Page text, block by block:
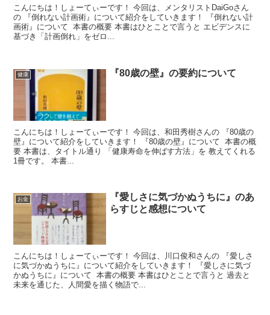
こんにちは！しょーてぃーです！ 今回は、メンタリストDaiGoさん
の 『倒れない計画術』について紹介をしていきます！ 『倒れない計
画術』について 本書の概要 本書はひとことで言うと エビデンスに
基づき「計画倒れ」をゼロ...
健康 『80歳の壁』の要約について
こんにちは！しょーてぃーです！ 今回は、和田秀樹さんの 『80歳の
壁』について紹介をしていきます！ 『80歳の壁』について 本書の概
要 本書は、タイトル通り 「健康寿命を伸ばす方法」を 教えてくれる
1冊です。 本書...
お金
『愛しさに気づかぬうちに』のあ
らすじと感想について
こんにちは！しょーてぃーです！ 今回は、川口俊和さんの 『愛しさ
に気づかぬうちに』について紹介をしていきます！ 『愛しさに気づ
かぬうちに』について 本書の概要 本書はひとことで言うと 過去と
未来を通じた、人間愛を描く物語で...